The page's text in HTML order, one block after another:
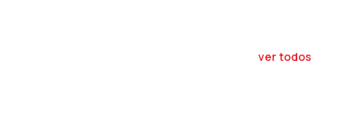
ver todos